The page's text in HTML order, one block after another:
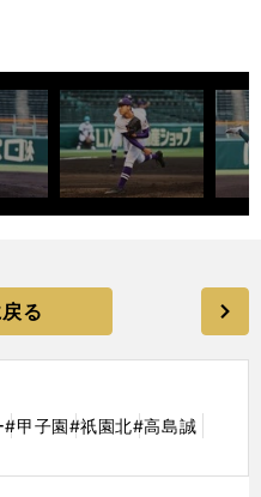
る
#甲子園#祇園北#高島誠